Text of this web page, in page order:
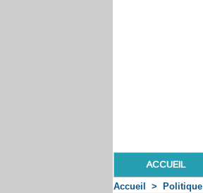
ACCUEIL
Accueil > Politique